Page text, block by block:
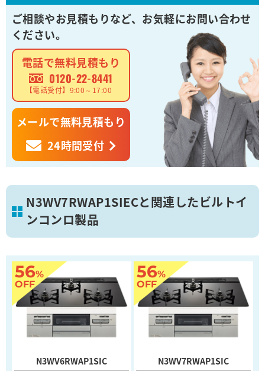
ご相談やお見積もりなど、 お気軽にお問い合わせ
ください。
電話で無料見積もり
0120-22-8441
【電話受付】9:00～17:00
メールで無料見積もり
24時間受付
N3WV7RWAP1SIECと関連したビルトイ
ンコンロ製品
56%
OFF
N3WV6RWAP1SIC
56%
OFF
N3WV7RWAP1SIC